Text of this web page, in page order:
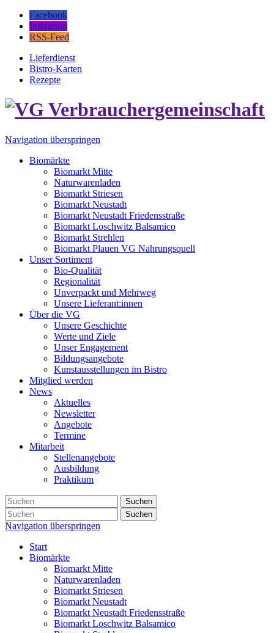
Facebook
Instagram
RSS-Feed
Lieferdienst
Bistro-Karten
Rezepte
Navigation überspringen
Biomärkte
Biomarkt Mitte
Naturwarenladen
Biomarkt Striesen
Biomarkt Neustadt
Biomarkt Neustadt Friedensstraße
Biomarkt Loschwitz Balsamico
Biomarkt Strehlen
Biomarkt Plauen VG Nahrungsquell
Unser Sortiment
Bio-Qualität
Regionalität
Unverpackt und Mehrweg
Unsere Lieferant:innen
Über die VG
Unsere Geschichte
Werte und Ziele
Unser Engagement
Bildungsangebote
Kunstausstellungen im Bistro
Mitglied werden
News
Aktuelles
Newsletter
Angebote
Termine
Mitarbeit
Stellenangebote
Ausbildung
Praktikum
Suchen
Suchen
Navigation überspringen
Start
Biomärkte
Biomarkt Mitte
Naturwarenladen
Biomarkt Striesen
Biomarkt Neustadt
Biomarkt Neustadt Friedensstraße
Biomarkt Loschwitz Balsamico